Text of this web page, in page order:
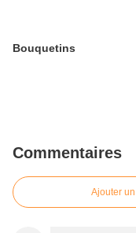
Bouquetins
Commentaires
Ajouter